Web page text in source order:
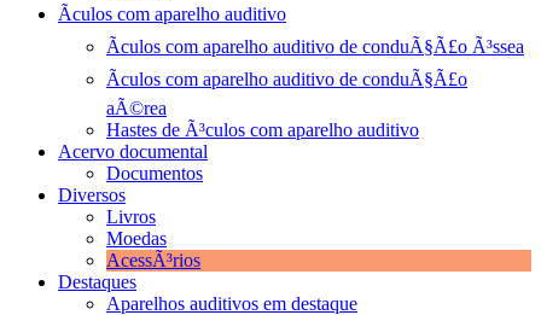
Ãculos com aparelho auditivo
Ãculos com aparelho auditivo de conduÃ§Ã£o Ã³ssea
Ãculos com aparelho auditivo de conduÃ§Ã£o
aÃ©rea
Hastes de Ã³culos com aparelho auditivo
Acervo documental
Documentos
Diversos
Livros
Moedas
AcessÃ³rios
Destaques
Aparelhos auditivos em destaque